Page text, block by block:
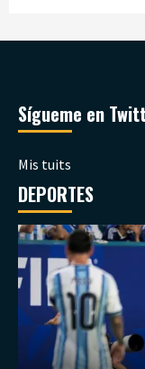
Sígueme en
Mis tuits
DEPORTES